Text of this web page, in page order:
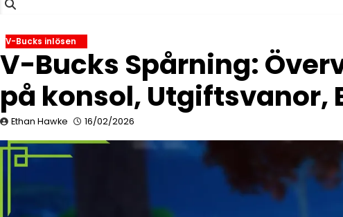
V-Bucks inlösen
V-Bucks Spårning:
på konsol, Utgiftsvanor,
Ethan Hawke 16/02/2026